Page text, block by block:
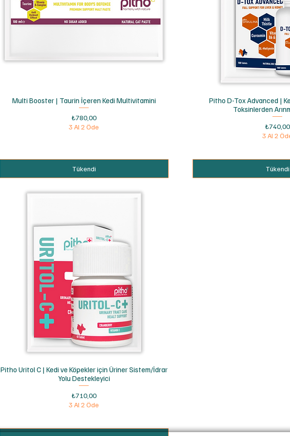
Hızlı Bakış
Multi Booster | Taurin İçeren Kedi Multivitamini
Fiyat
₺780,00
3 Al 2 Öde
Tükendi
Hızlı
Pitho D-Tox Advanced |
Toksinlerden
Fiyat
₺740,00
3 Al 2
Tükendi
Hızlı Bakış
Pitho Uritol C | Kedi ve Köpekler için Üriner Sistem/İdrar
Yolu Destekleyici
Fiyat
₺710,00
3 Al 2 Öde